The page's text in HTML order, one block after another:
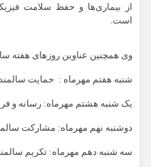
از بیماری‌ها و حفظ سلامت
است.
وی همچنین عناوین روزهای هفته
شنبه هفتم مهرماه : حمایت
یک شنبه هشتم مهرماه: رسانه و
دوشنبه نهم مهرماه: مشارکت
سه شنبه دهم مهرماه: تکریم